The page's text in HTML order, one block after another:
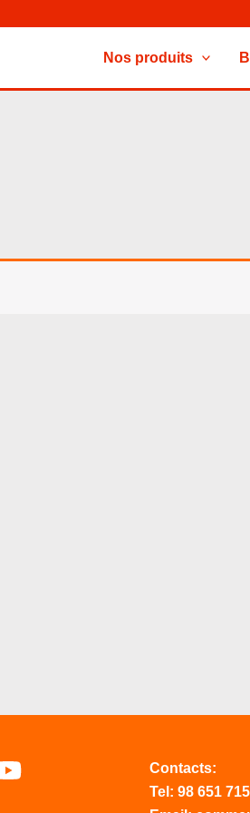
Nos produits
Contacts:
Tel: 98 651 715